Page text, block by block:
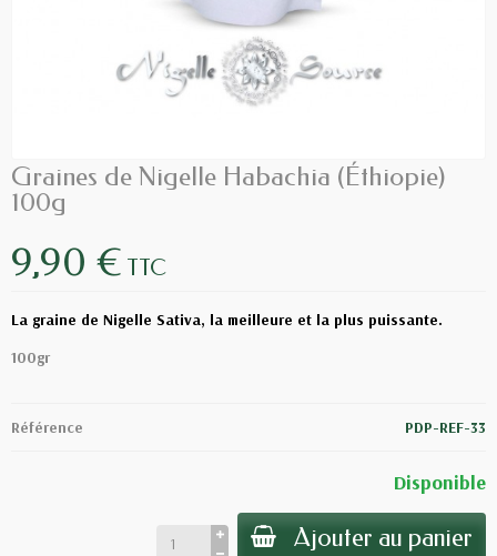
Graines de Nigelle Habachia (Éthiopie)
100g
9,90 € TTC
La graine de Nigelle Sativa, la meilleure et la plus puissante.
100gr
Référence PDP-REF-33
Disponible
Ajouter au panier